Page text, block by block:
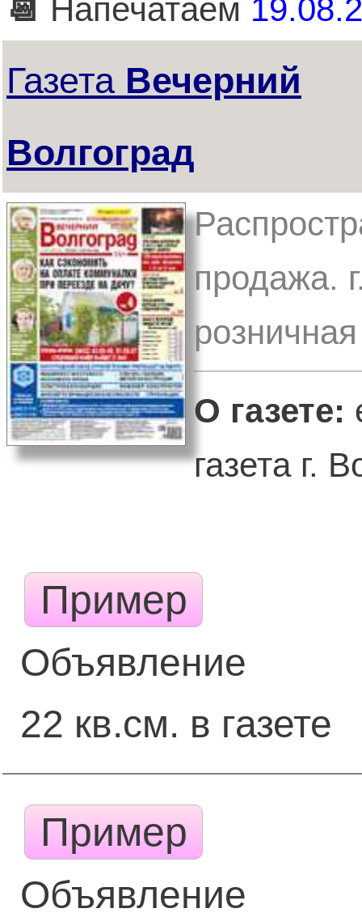
📆 Напечатаем
Газета Вечерний
Волгоград
продажа.
О газете:
газета г.
Пример
Объявление
22 кв.см. в газете
Пример
Объявление